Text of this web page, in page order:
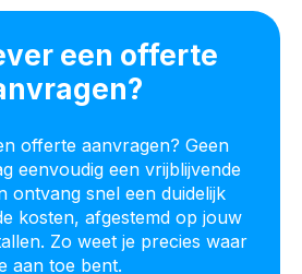
een offerte
offerte aanvragen? Geen
eenvoudig een vrijblijvende
ontvang snel een duidelijk
kosten, afgestemd op jouw
Zo weet je precies waar
aan toe bent.